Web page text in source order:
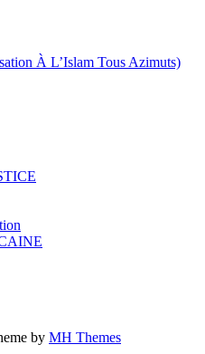
À L’Islam Tous Azimuts)
by MH Themes